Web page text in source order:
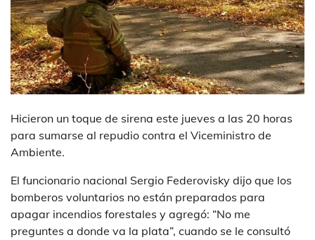
Hicieron un toque de sirena este jueves a las 20 horas
para sumarse al repudio contra el Viceministro de
Ambiente.
El funcionario nacional Sergio Federovisky dijo que los
bomberos voluntarios no están preparados para
apagar incendios forestales y agregó: “No me
preguntes a donde va la plata”, cuando se le consultó